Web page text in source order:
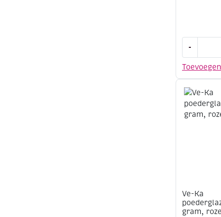
Toevoegen
-
gram,
klaproos
rood
aantal
Ve-Ka
gram,